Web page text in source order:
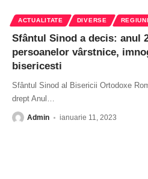
ACTUALITATE DIVERSE REGIUNI
Sfântul Sinod a decis: anul
persoanelor vârstnice,
bisericesti
Sfântul Sinod al Bisericii Ortodoxe
drept Anul …
Admin ianuarie 11, 2023